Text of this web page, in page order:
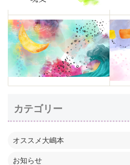
カテゴリー
オススメ大嶋本
お知らせ